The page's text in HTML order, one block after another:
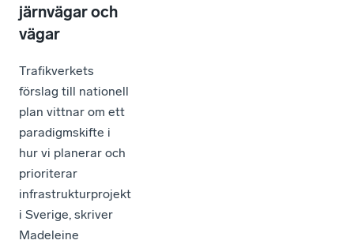
järnvägar och
vägar
Trafikverkets
förslag till nationell
plan vittnar om ett
paradigmskifte i
hur vi planerar och
prioriterar
infrastrukturprojekt
i Sverige, skriver
Madeleine